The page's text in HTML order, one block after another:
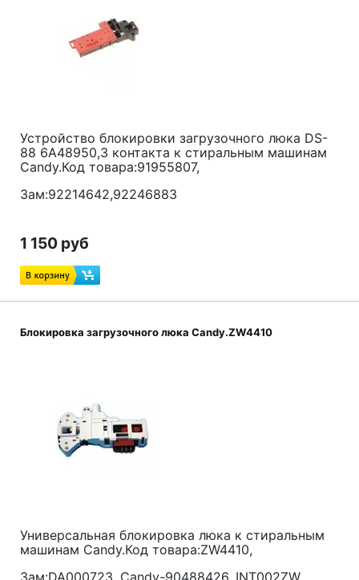
Устройство блокировки загрузочного люка DS-
88 6А48950,3 контакта к стиральным машинам
Candy.Код товара:91955807,
Зам:92214642,92246883
1 150 руб
Блокировка загрузочного люка Candy.ZW4410
Универсальная блокировка люка к стиральным
машинам Candy.Код товара:ZW4410,
Зам:DA000723, Candy-90488426, INT002ZW,